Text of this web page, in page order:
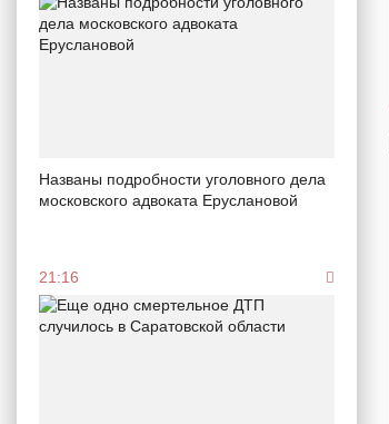
Названы подробности уголовного дела
московского адвоката Еруслановой
21:16